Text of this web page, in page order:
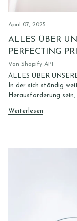
April 07, 2025
ALLES ÜBER
PERFECTING
Von Shopify API
ALLES ÜBER
In der sich ständig
Herausforderung
Weiterlesen